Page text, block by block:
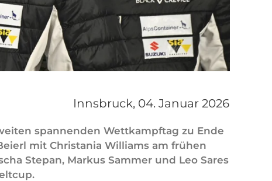
Innsbruck, 04. Januar 2026
spannenden Wettkampftag zu Ende
mit Christania Williams am frühen
Stepan, Markus Sammer und Leo Sares